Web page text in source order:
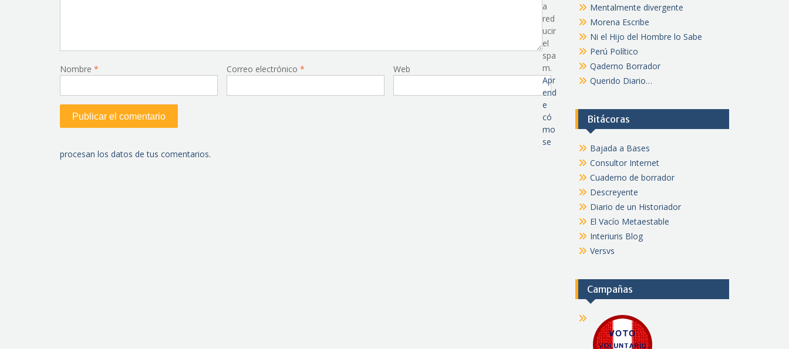
Nombre * Correo electrónico * Web
a
red
ucir
el
spa
m.
Apr
end
e
có
mo
se
procesan los datos de tus comentarios.
Mentalmente divergente
Morena Escribe
Ni el Hijo del Hombre lo Sabe
Perú Político
Qaderno Borrador
Querido Diario…
Bitácoras
Bajada a Bases
Consultor Internet
Cuaderno de borrador
Descreyente
Diario de un Historiador
El Vacío Metaestable
Interiuris Blog
Versvs
Campañas